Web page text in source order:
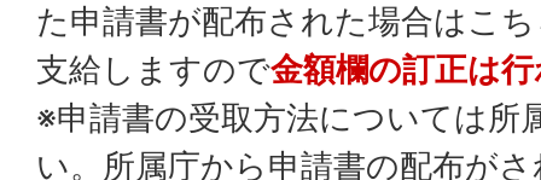
た申請書が配布された場合はこ
支給しますので金額欄の訂正は
※申請書の受取方法については所
い。所属庁から申請書の配布が